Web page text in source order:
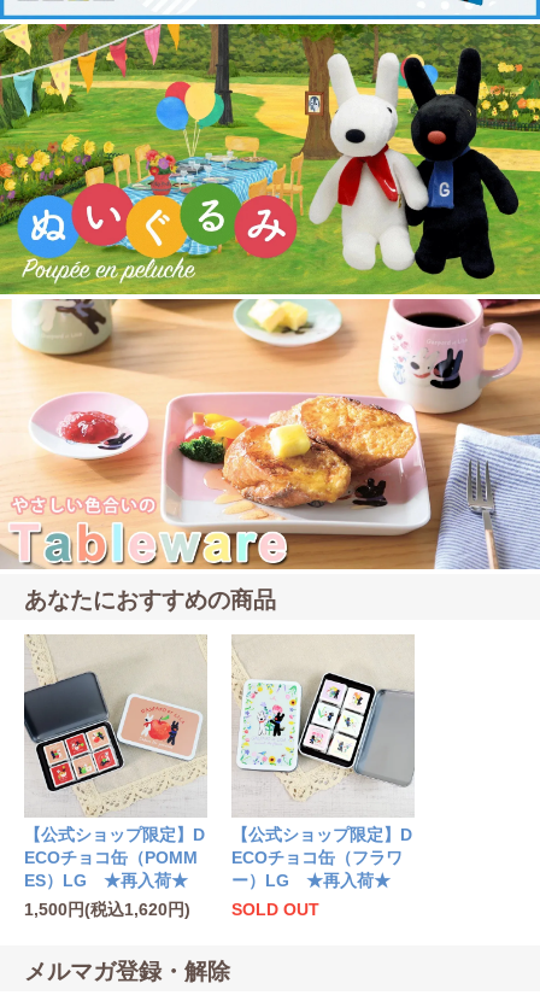
あなたにおすすめの商品
【公式ショップ限定】D
ECOチョコ缶（POMM
ES）LG ★再入荷★
1,500円(税込1,620円)
【公式ショップ限定】D
ECOチョコ缶（フラワ
ー）LG ★再入荷★
SOLD OUT
メルマガ登録・解除